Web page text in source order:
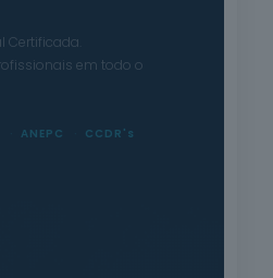
Certificada.
em todo o
ANEPC CCDR's